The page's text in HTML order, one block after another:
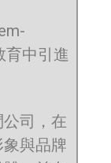
育中引進
司，在
與品牌